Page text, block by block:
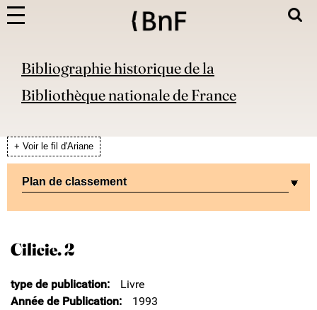
Bibliographie historique de la
Bibliothèque nationale de France
+ Voir le fil d'Ariane
Plan de classement
Cilicie. 2
type de publication
Livre
Année de Publication
1993